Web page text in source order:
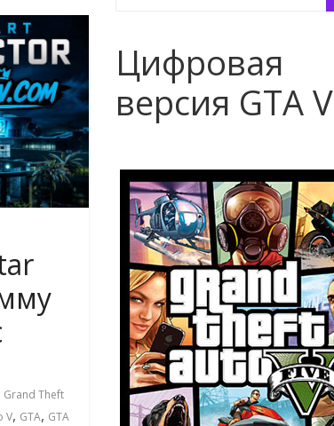
Grand Theft
V, GTA, GTA
Цифровая
версия GTA V